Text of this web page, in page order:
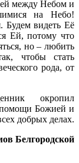
между Небом и
на Небо!
Будем видеть Её
Ей, потому что
но – любить
чтобы стать
рода, от
окропил
помощи Божией и
добрых делах.
Белгородской